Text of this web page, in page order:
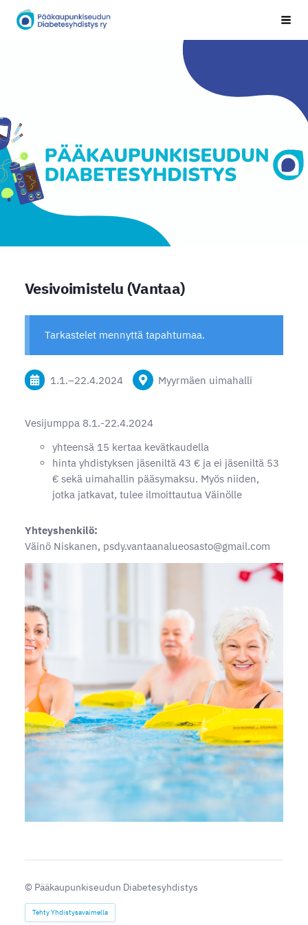
Siirry
sivun
Pääkaupunkiseudun Diabetesyhdistys
Vesivoimistelu (Vantaa)
Tarkastelet mennyttä tapahtumaa.
1.1.–22.4.2024 Myyrmäen uimahalli
Vesijumppa 8.1.-22.4.2024
yhteensä 15 kertaa kevätkaudella
hinta yhdistyksen jäseniltä 43 € ja ei jäseniltä 53
€ sekä uimahallin pääsymaksu. Myös niiden,
jotka jatkavat, tulee ilmoittautua Väinölle
Yhteyshenkilö:
Väinö Niskanen, psdy.vantaanalueosasto@gmail.com
© Pääkaupunkiseudun Diabetesyhdistys
Tehty Yhdistysavaimella